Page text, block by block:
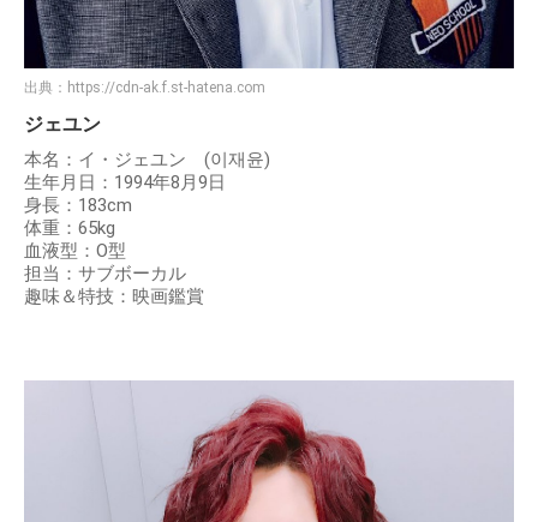
出典： https://cdn-ak.f.st-hatena.com
ジェユン
本名：イ・ジェユン (이재윤)
生年月日：1994年8月9日
身長：183cm
体重：65kg
血液型：O型
担当：サブボーカル
趣味＆特技：映画鑑賞